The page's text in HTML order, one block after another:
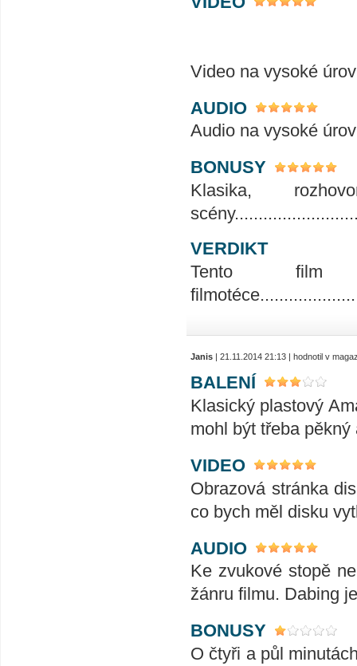
Video na vysoké
AUDIO
Audio na vysoké
BONUSY
Klasika,
VERDIKT
Tento
Janis | 21.11.2014 21:13 | hodnotil v
BALENÍ
Klasický plastový
mohl být třeba pěkný
VIDEO
Obrazová stránka
co bych měl disku
AUDIO
Ke zvukové stopě
žánru filmu. Dabing
BONUSY
O čtyři a půl